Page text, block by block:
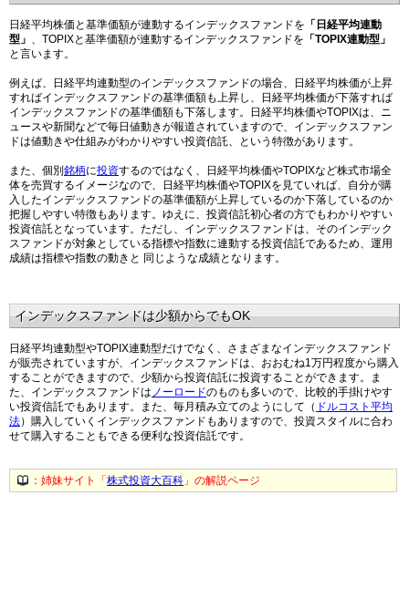
日経平均株価と基準価額が連動するインデックスファンドを 「日経平均連動
型」 、TOPIXと基準価額が連動するインデックスファンドを 「TOPIX連動型」
と言います。
例えば、日経平均連動型のインデックスファンドの場合、日経平均株価が上昇
すればインデックスファンドの基準価額も上昇し、日経平均株価が下落すれば
インデックスファンドの基準価額も下落します。日経平均株価やTOPIXは、ニ
ュースや新聞などで毎日値動きが報道されていますので、インデックスファン
ドは値動きや仕組みがわかりやすい投資信託、という特徴があります。
また、個別 銘柄に投資するのではなく、日経平均株価やTOPIXなど株式市場全
体を売買するイメージなので、日経平均株価やTOPIXを見ていれば、自分が購
入したインデックスファンドの基準価額が上昇しているのか下落しているのか
把握しやすい特徴もあります。ゆえに、投資信託初心者の方でもわかりやすい
投資信託となっています。ただし、インデックスファンドは、そのインデック
スファンドが対象としている指標や指数に連動する投資信託であるため、運用
成績は指標や指数の動きと 同じような成績となります。
インデックスファンドは少額からでもOK
日経平均連動型やTOPIX連動型だけでなく、さまざまなインデックスファンド
が販売されていますが、インデックスファンドは、おおむね1万円程度から購入
することができますので、少額から投資信託に投資することができます。ま
た、インデックスファンドは ノーロードのものも多いので、比較的手掛けやす
い投資信託でもあります。また、毎月積み立てのようにして（ ドルコスト平均
法）購入していくインデックスファンドもありますので、投資スタイルに合わ
せて購入することもできる便利な投資信託です。
：姉妹サイト「 株式投資大百科 」の解説ページ